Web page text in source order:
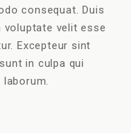
consequat. Duis
voluptate velit esse
Excepteur sint
in culpa qui